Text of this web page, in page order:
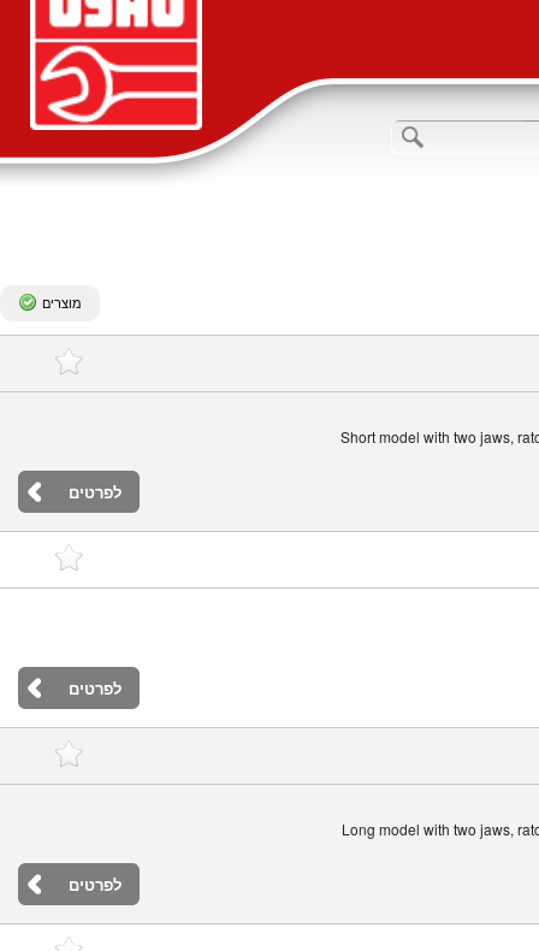
Short model with two jaws,
לפרטים
לפרטים
Long model with two jaws,
לפרטים
מוצרים